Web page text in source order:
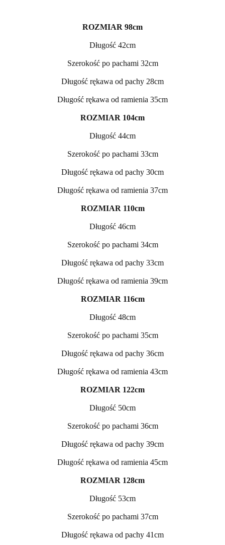
ROZMIAR 98cm
Długość 42cm
Szerokość po pachami 32cm
Długość rękawa od pachy 28cm
Długość rękawa od ramienia 35cm
ROZMIAR 104cm
Długość 44cm
Szerokość po pachami 33cm
Długość rękawa od pachy 30cm
Długość rękawa od ramienia 37cm
ROZMIAR 110cm
Długość 46cm
Szerokość po pachami 34cm
Długość rękawa od pachy 33cm
Długość rękawa od ramienia 39cm
ROZMIAR 116cm
Długość 48cm
Szerokość po pachami 35cm
Długość rękawa od pachy 36cm
Długość rękawa od ramienia 43cm
ROZMIAR 122cm
Długość 50cm
Szerokość po pachami 36cm
Długość rękawa od pachy 39cm
Długość rękawa od ramienia 45cm
ROZMIAR 128cm
Długość 53cm
Szerokość po pachami 37cm
Długość rękawa od pachy 41cm